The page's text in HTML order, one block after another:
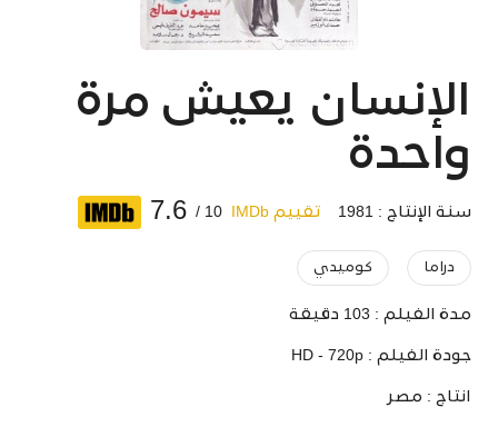
الإنسان يعيش مرة
واحدة
سنة الإنتاج : 1981 تقييم IMDb 10 /
7.6
دراما كوميدي
مدة الفيلم : 103 دقيقة
جودة الفيلم : HD - 720p
انتاج : مصر